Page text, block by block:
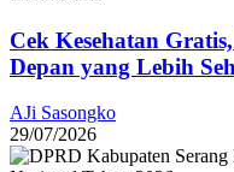
Cek Kesehatan
Depan yang Lebih
AJi Sasongko
29/07/2026